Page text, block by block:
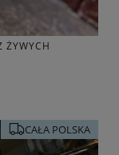
ŻYWYCH
CAŁA POLSKA